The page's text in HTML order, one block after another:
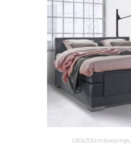
180x200cm boxsprings,